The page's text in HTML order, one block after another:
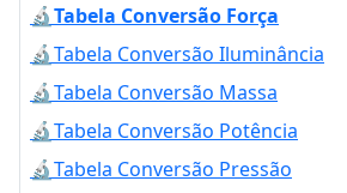
🔬Tabela Conversão Força
🔬Tabela Conversão Iluminância
🔬Tabela Conversão Massa
🔬Tabela Conversão Potência
🔬Tabela Conversão Pressão